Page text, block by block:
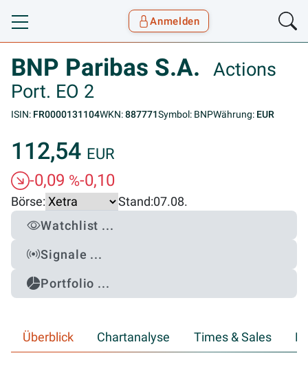
Toggle navigation
Anmelden
BNP Paribas S.A.
Actions
Port. EO 2
ISIN: FR0000131104WKN:887771Symbol: BNPWährung: EUR
112,54 EUR
-0,09 %-0,10
Börse: Stand:07.08.
Watchlist ...
Signale ...
Portfolio ...
Überblick Chartanalyse Times & Sales